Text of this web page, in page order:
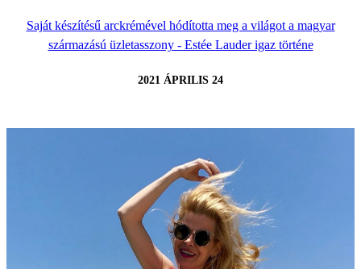
Saját készítésű arckrémével hódította meg a világot a magyar
származású üzletasszony - Estée Lauder igaz történe
2021 ÁPRILIS 24